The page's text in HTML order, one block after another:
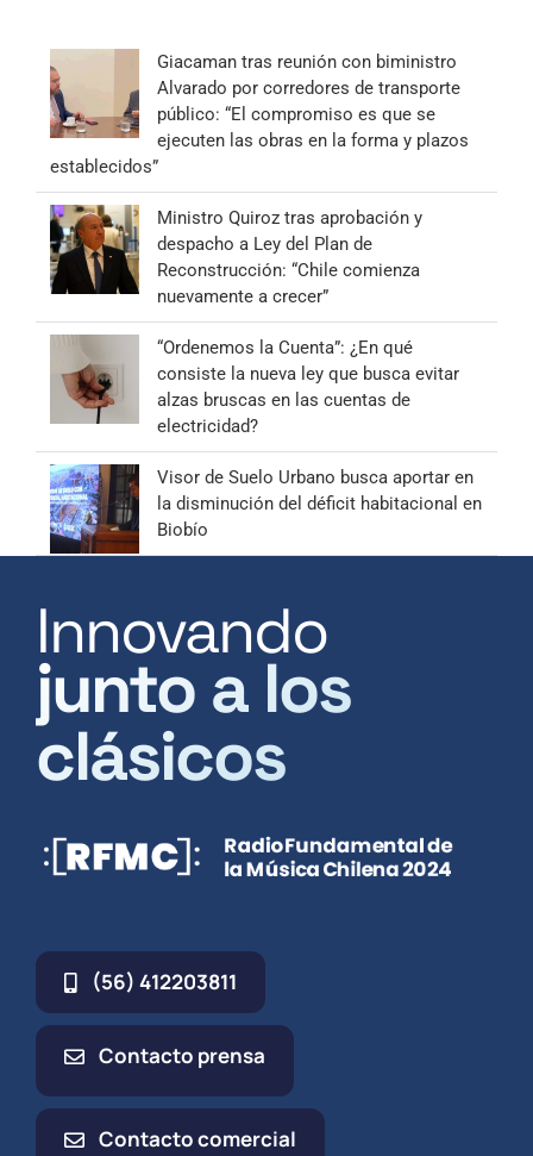
Giacaman tras reunión con biministro
Alvarado por corredores de transporte
público: “El compromiso es que se
ejecuten las obras en la forma y plazos
establecidos”
Ministro Quiroz tras aprobación y
despacho a Ley del Plan de
Reconstrucción: “Chile comienza
nuevamente a crecer”
“Ordenemos la Cuenta”: ¿En qué
consiste la nueva ley que busca evitar
alzas bruscas en las cuentas de
electricidad?
Visor de Suelo Urbano busca aportar en
la disminución del déficit habitacional en
Biobío
Innovando
junto a los
clásicos
(56) 412203811
Contacto prensa
Contacto comercial